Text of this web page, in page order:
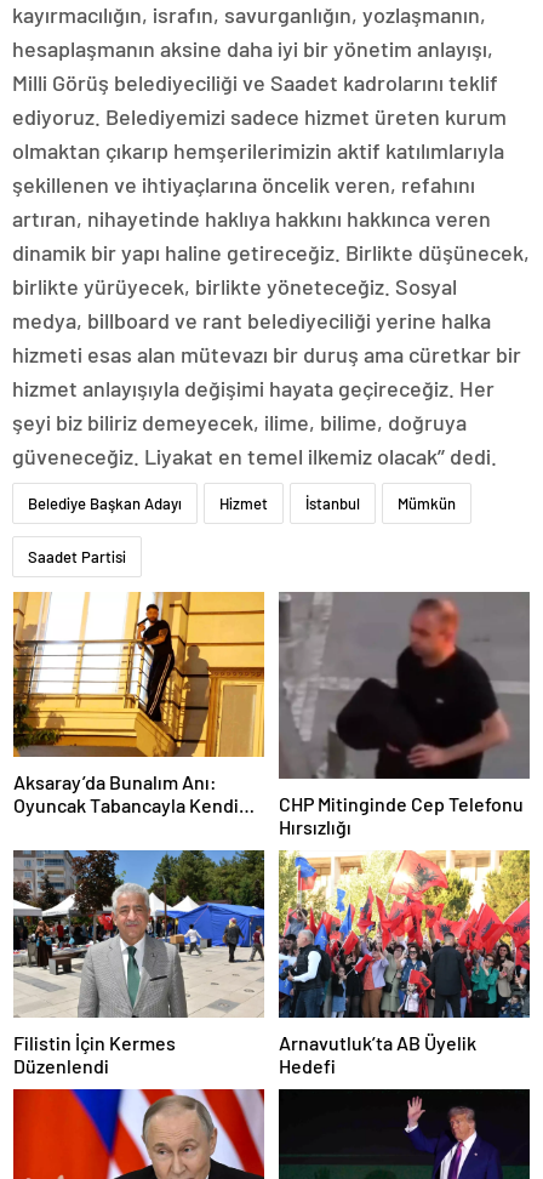
kayırmacılığın, israfın, savurganlığın, yozlaşmanın,
hesaplaşmanın aksine daha iyi bir yönetim anlayışı,
Milli Görüş belediyeciliği ve Saadet kadrolarını teklif
ediyoruz. Belediyemizi sadece hizmet üreten kurum
olmaktan çıkarıp hemşerilerimizin aktif katılımlarıyla
şekillenen ve ihtiyaçlarına öncelik veren, refahını
artıran, nihayetinde haklıya hakkını hakkınca veren
dinamik bir yapı haline getireceğiz. Birlikte düşünecek,
birlikte yürüyecek, birlikte yöneteceğiz. Sosyal
medya, billboard ve rant belediyeciliği yerine halka
hizmeti esas alan mütevazı bir duruş ama cüretkar bir
hizmet anlayışıyla değişimi hayata geçireceğiz. Her
şeyi biz biliriz demeyecek, ilime, bilime, doğruya
güveneceğiz. Liyakat en temel ilkemiz olacak’’ dedi.
Belediye Başkan Adayı Hizmet İstanbul Mümkün
Saadet Partisi
Aksaray’da Bunalım Anı:
Oyuncak Tabancayla Kendine
CHP Mitinginde Cep Telefonu
Hırsızlığı
Filistin İçin Kermes
Düzenlendi
Arnavutluk’ta AB Üyelik
Hedefi